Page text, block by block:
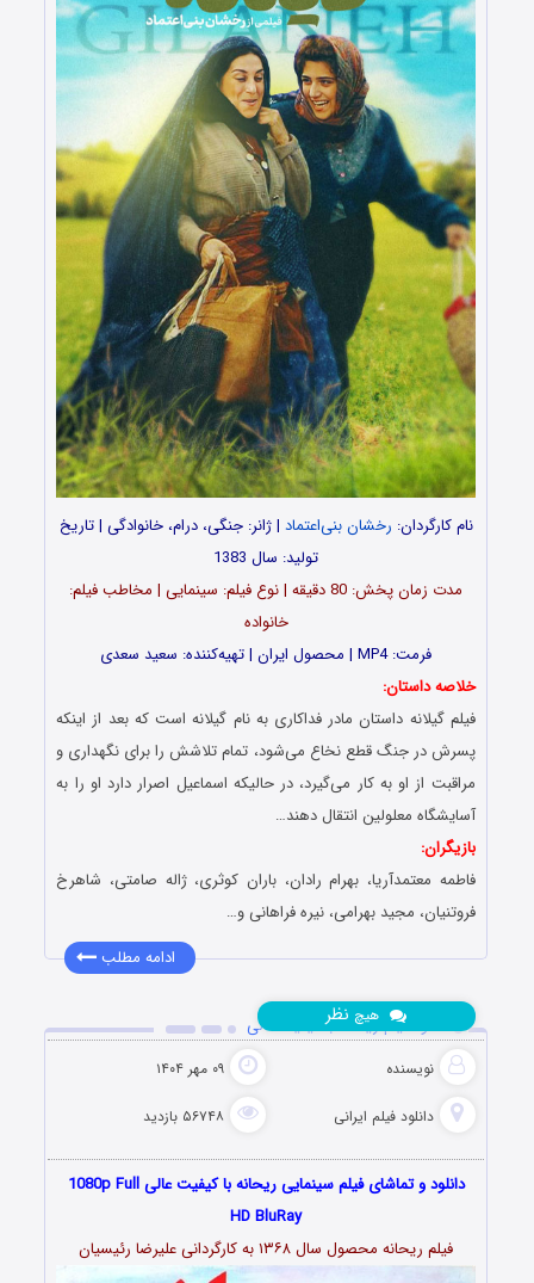
نام کارگردان: رخشان بنی‌اعتماد | ژانر: جنگی، درام، خانوادگی | تاریخ
تولید: سال 1383
مدت‌‌‌ زمان پخش: 80 دقیقه | نوع فیلم: سینمایی | مخاطب فیلم:
خانواده
فرمت: MP4 | محصول ایران | تهیه‎‌کننده: سعید سعدی
خلاصه داستان:
فیلم گیلانه داستان مادر فداکاری به نام گیلانه است که بعد از اینکه
پسرش در جنگ قطع نخاع می‌شود، تمام تلاشش را برای نگهداری و
مراقبت از او به کار می‌گیرد، در حالیکه اسماعیل اصرار دارد او را به
آسایشگاه معلولین انتقال دهند…
بازیگران:
فاطمه معتمدآریا، بهرام رادان، باران کوثری، ژاله صامتی، شاهرخ
فروتنیان، مجید بهرامی، نیره فراهانی و…
ادامه مطلب
دانلود فیلم ریحانه با کیفیت عالی
نویسنده ۰۹ مهر ۱۴۰۴
دانلود فیلم‌ ایرانی ۵۶۷۴۸ بازدید
هیچ نظر
دانلود و تماشای فیلم سینمایی ریحانه با کیفیت عالی 1080p Full
HD BluRay
فیلم ریحانه محصول سال ۱۳۶۸ به کارگردانی علیرضا رئیسیان